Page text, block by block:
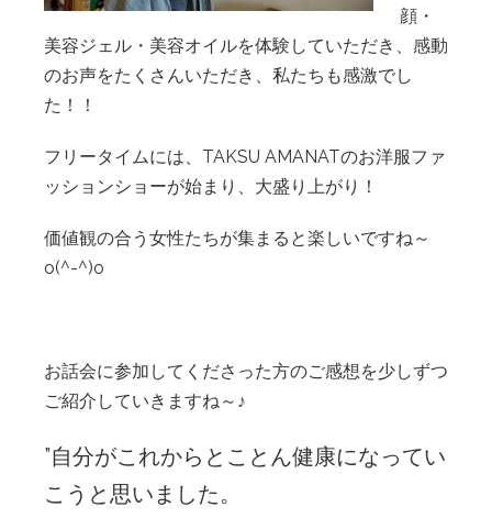
顔・
美容ジェル・美容オイルを体験していただき、感動
のお声をたくさんいただき、私たちも感激でし
た！！
フリータイムには、TAKSU AMANATのお洋服ファ
ッションショーが始まり、大盛り上がり！
価値観の合う女性たちが集まると楽しいですね～
o(^-^)o
お話会に参加してくださった方のご感想を少しずつ
ご紹介していきますね～♪
”自分がこれからとことん健康になってい
こうと思いました。